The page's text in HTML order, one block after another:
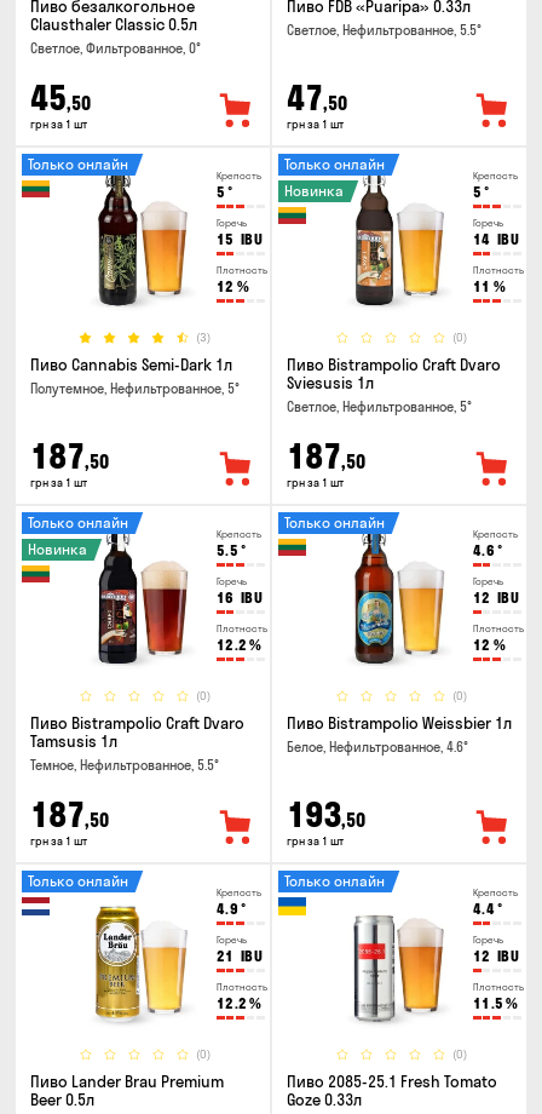
Пиво безалкогольное
Clausthaler Classic 0.5л
Светлое, Фильтрованное, 0°
45,50
грн за 1 шт
Пиво FDB «Puaripa» 0.33л
Светлое, Нефильтрованное, 5.5°
47,50
грн за 1 шт
Крепость
5 °
Горечь
15 IBU
Плотность
12 %
(3)
Только онлайн
Пиво Cannabis Semi-Dark 1л
Полутемное, Нефильтрованное, 5°
187,50
грн за 1 шт
Крепость
5 °
Горечь
14 IBU
Плотность
11 %
(0)
Только онлайн
Новинка
Пиво Bistrampolio Craft Dvaro
Sviesusis 1л
Светлое, Нефильтрованное, 5°
187,50
грн за 1 шт
Крепость
5.5 °
Горечь
16 IBU
Плотность
12.2 %
(0)
Только онлайн
Новинка
Пиво Bistrampolio Craft Dvaro
Tamsusis 1л
Темное, Нефильтрованное, 5.5°
187,50
грн за 1 шт
Крепость
4.6 °
Горечь
12 IBU
Плотность
12 %
(0)
Только онлайн
Пиво Bistrampolio Weissbier 1л
Белое, Нефильтрованное, 4.6°
193,50
грн за 1 шт
Крепость
4.9 °
Горечь
21 IBU
Плотность
12.2 %
(0)
Только онлайн
Пиво Lander Brau Premium
Beer 0.5л
Крепость
4.4°
Горечь
12 IBU
Плотность
11.5 %
(0)
Только онлайн
Пиво 2085-25.1 Fresh Tomato
Goze 0.33л